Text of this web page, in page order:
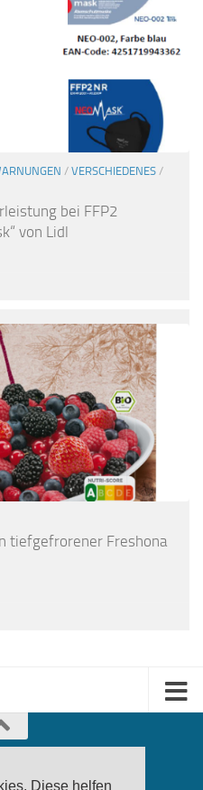
Diese helfen
/ VERSCHIEDENES /
bei FFP2
von Lidl
tiefgefrorener Freshona